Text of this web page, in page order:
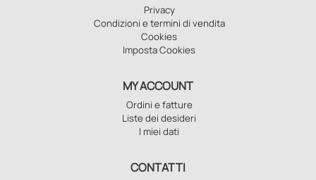
Privacy
Condizioni e termini di vendita
Cookies
Imposta Cookies
MY ACCOUNT
Ordini e fatture
Liste dei desideri
I miei dati
CONTATTI